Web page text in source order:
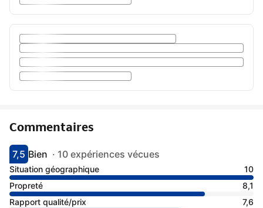
Commentaires
Avec une note de 7.5
7,5
bien Bien · 10 expériences vécues
Situation géographique
10
Propreté
8,1
Rapport qualité/prix
7,6